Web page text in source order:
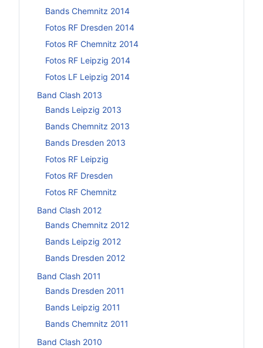
Bands Chemnitz 2014
Fotos RF Dresden 2014
Fotos RF Chemnitz 2014
Fotos RF Leipzig 2014
Fotos LF Leipzig 2014
Band Clash 2013
Bands Leipzig 2013
Bands Chemnitz 2013
Bands Dresden 2013
Fotos RF Leipzig
Fotos RF Dresden
Fotos RF Chemnitz
Band Clash 2012
Bands Chemnitz 2012
Bands Leipzig 2012
Bands Dresden 2012
Band Clash 2011
Bands Dresden 2011
Bands Leipzig 2011
Bands Chemnitz 2011
Band Clash 2010